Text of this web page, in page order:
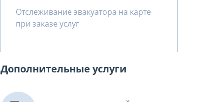
Отслеживание эвакуатора на карте
при заказе услуг
Дополнительные услуги